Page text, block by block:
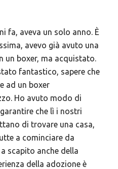
fa, aveva un solo anno. È
avevo già avuto una
un boxer, ma acquistato.
fantastico, sapere che
ad un boxer
Ho avuto modo di
che lì i nostri
di trovare una casa,
a cominciare da
scapito anche della
della adozione è